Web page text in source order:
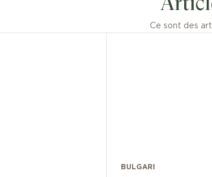
joaillière, sa spirale
rehaussant l’espritCe sont des
BULGARI